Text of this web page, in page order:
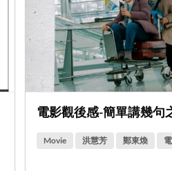
電影觀後感-簡單講幾句
Movie 洪慧芳 鄭東煥